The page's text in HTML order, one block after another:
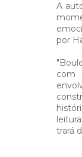
A
por
com
trará